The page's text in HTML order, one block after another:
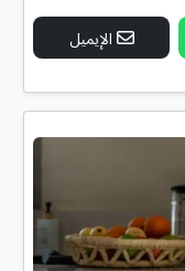
الإيميل